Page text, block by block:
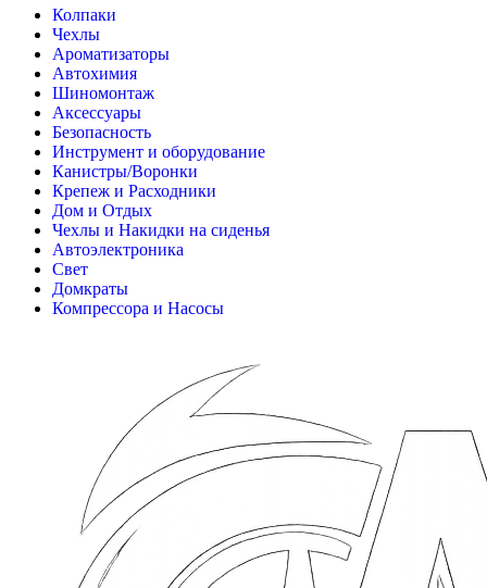
Колпаки
Чехлы
Ароматизаторы
Автохимия
Шиномонтаж
Аксессуары
Безопасность
Инструмент и оборудование
Канистры/Воронки
Крепеж и Расходники
Дом и Отдых
Чехлы и Накидки на сиденья
Автоэлектроника
Свет
Домкраты
Компрессора и Насосы